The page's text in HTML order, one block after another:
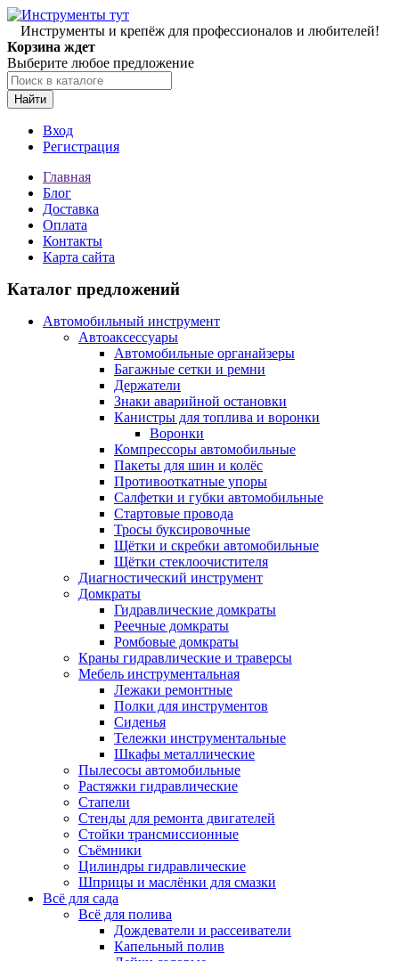
Инструменты и крепёж для профессионалов и любителей!
Корзина ждет
Выберите любое предложение
Найти
Вход
Регистрация
Главная
Блог
Доставка
Оплата
Контакты
Карта сайта
Каталог предложений
Автомобильный инструмент
Автоаксессуары
Автомобильные органайзеры
Багажные сетки и ремни
Держатели
Знаки аварийной остановки
Канистры для топлива и воронки
Воронки
Компрессоры автомобильные
Пакеты для шин и колёс
Противооткатные упоры
Салфетки и губки автомобильные
Стартовые провода
Тросы буксировочные
Щётки и скребки автомобильные
Щётки стеклоочистителя
Диагностический инструмент
Домкраты
Гидравлические домкраты
Реечные домкраты
Ромбовые домкраты
Краны гидравлические и траверсы
Мебель инструментальная
Лежаки ремонтные
Полки для инструментов
Сиденья
Тележки инструментальные
Шкафы металлические
Пылесосы автомобильные
Растяжки гидравлические
Стапели
Стенды для ремонта двигателей
Стойки трансмиссионные
Съёмники
Цилиндры гидравлические
Шприцы и маслёнки для смазки
Всё для сада
Всё для полива
Дождеватели и рассеиватели
Капельный полив